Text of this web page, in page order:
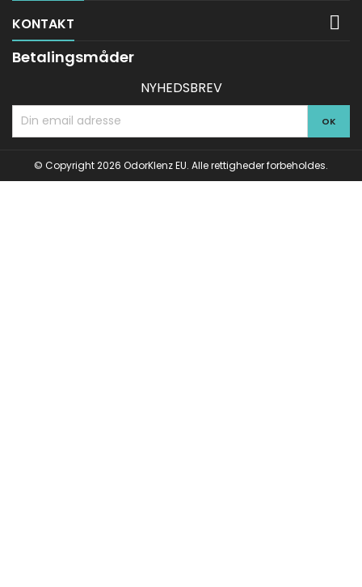
KONTAKT 
Betalingsmåder
NYHEDSBREV
© Copyright 2026 OdorKlenz EU. Alle rettigheder forbeholdes.